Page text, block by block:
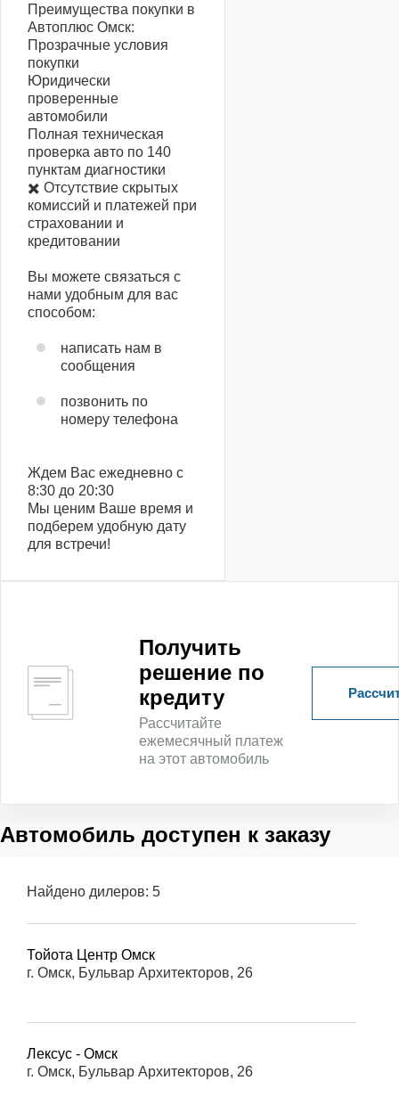
Преимущества покупки в
Автоплюс Омск:
Прозрачные условия
покупки
Юридически
проверенные
автомобили
Полная техническая
проверка авто по 140
пунктам диагностики
✖️ Отсутствие скрытых
комиссий и платежей при
страховании и
кредитовании
Вы можете связаться с
нами удобным для вас
способом:
написать нам в
сообщения
позвонить по
номеру телефона
Ждем Вас ежедневно с
8:30 до 20:30
Мы ценим Ваше время и
подберем удобную дату
для встречи!
Получить
решение по
кредиту
Рассчитайте
ежемесячный платеж
на этот автомобиль
Автомобиль доступен к заказу
Найдено дилеров: 5
Тойота Центр Омск
г. Омск, Бульвар Архитекторов, 26
Лексус - Омск
г. Омск, Бульвар Архитекторов, 26